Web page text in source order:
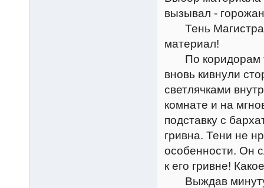
вызывал -
Тень Магистра
материал!
По коридорам
вновь кивнули
светлячками
комнате и на
подставку с
гривна. Тени не
особенности. Он
к его гривне!
Выждав минуту,